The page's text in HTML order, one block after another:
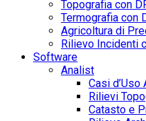
Topografia con
Termografia con
Agricoltura di
Rilievo Incidenti
Software
Analist
Casi d’Uso
Rilievi
Catasto e